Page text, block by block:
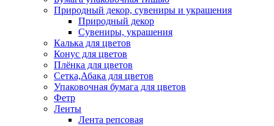
Природный декор, сувениры и украшения
Природный декор
Сувениры, украшения
Калька для цветов
Конус для цветов
Плёнка для цветов
Сетка,Абака для цветов
Упаковочная бумага для цветов
Фетр
Ленты
Лента репсовая